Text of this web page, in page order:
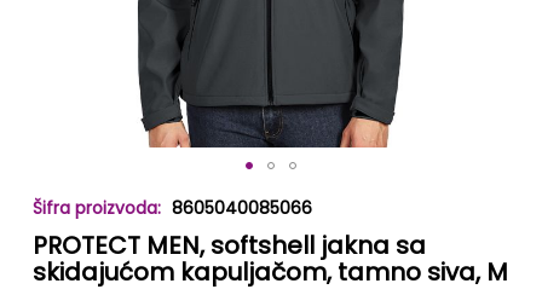
8605040085066
PROTECT MEN, softshell jakna sa
skidajućom kapuljačom, tamno siva, M
Skip
to
the
beginning